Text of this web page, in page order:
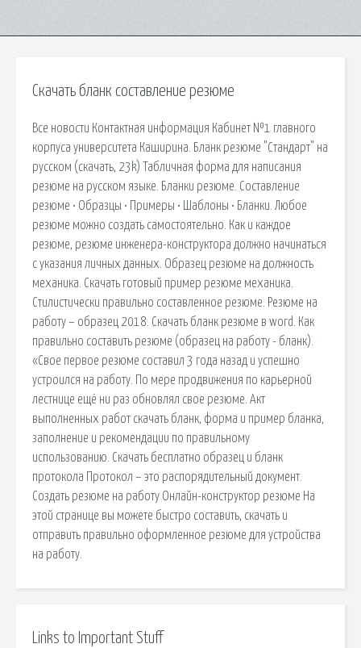
Скачать бланк составление резюме
Все новости Контактная информация Кабинет №1 главного
корпуса университета Каширина. Бланк резюме "Стандарт" на
русском (скачать, 23k) Табличная форма для написания
резюме на русском языке. Бланки резюме. Составление
резюме • Образцы • Примеры • Шаблоны • Бланки. Любое
резюме можно создать самостоятельно. Как и каждое
резюме, резюме инженера-конструктора должно начинаться
с указания личных данных. Образец резюме на должность
механика. Скачать готовый пример резюме механика.
Стилистически правильно составленное резюме. Резюме на
работу – образец 2018. Скачать бланк резюме в word. Как
правильно составить резюме (образец на работу - бланк).
«Свое первое резюме составил 3 года назад и успешно
устроился на работу. По мере продвижения по карьерной
лестнице ещё ни раз обновлял свое резюме. Акт
выполненных работ скачать бланк, форма и пример бланка,
заполнение и рекомендации по правильному
использованию. Скачать бесплатно образец и бланк
протокола Протокол – это распорядительный документ.
Создать резюме на работу Онлайн-конструктор резюме На
этой странице вы можете быстро составить, скачать и
отправить правильно оформленное резюме для устройства
на работу.
Links to Important Stuff